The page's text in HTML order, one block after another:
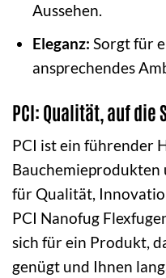
Aussehen.
Eleganz: Sorgt für
ansprechendes
PCI: Qualität, auf
PCI ist ein führender
Bauchemieprodukten
für Qualität,
PCI Nanofug
sich für ein Produkt,
genügt und Ihnen